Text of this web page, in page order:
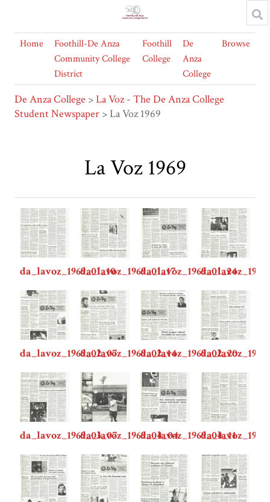
Home
Foothill-De Anza
Community College
District
Foothill
College
De
Anza
College
Browse
De Anza College >La Voz - The De Anza College
Student Newspaper > La Voz 1969
La Voz 1969
da_lavoz_1969_01_10da_lavoz_1969_01_17da_lavoz_1969_01_24
da_lavoz_1969_02_07da_lavoz_1969_02_14da_lavoz_1969_02_20
da_lavoz_1969_03_07da_lavoz_1969_04_04da_lavoz_1969_04_11